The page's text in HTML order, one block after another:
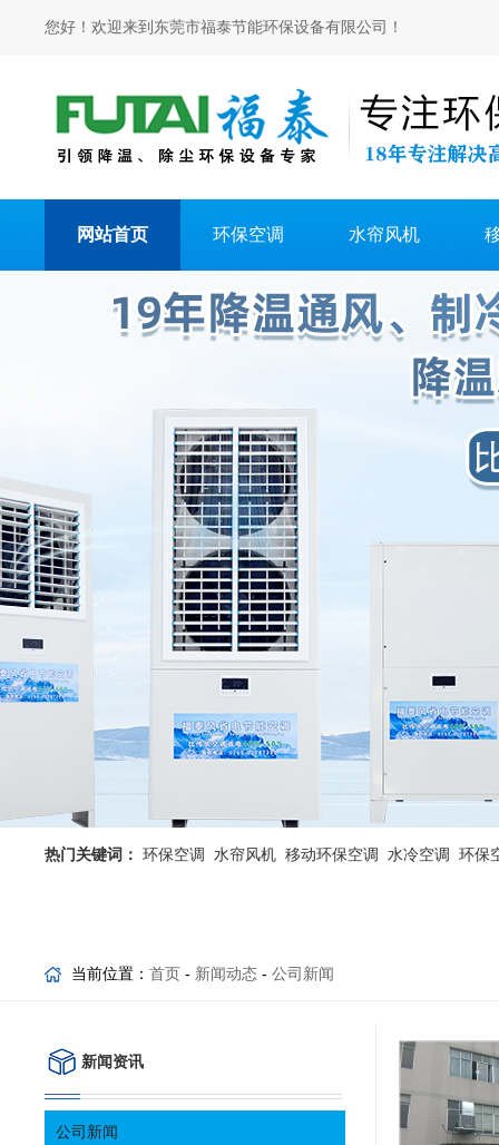
您好！欢迎来到东莞市福泰节能环保设备有限公司！
网站首页 环保空调 水帘风机
热门关键词： 环保空调 水帘风机 移动环保空调 水冷空调 环保
当前位置： 首页 - 新闻动态 - 公司新闻
新闻资讯
公司新闻